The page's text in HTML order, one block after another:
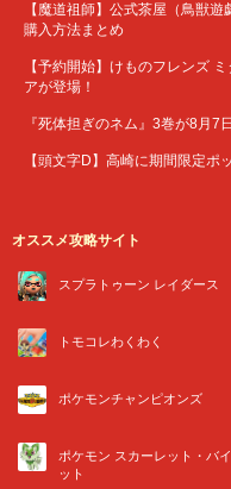
【魔道祖師】公式茶屋（鳥獣
購入方法まとめ
【予約開始】けものフレンズ
アが登場！
『死体担ぎのネム』3巻が8月7
【頭文字D】高崎に期間限定ポ
オススメ攻略サイト
スプラトゥーン レイダース
トモコレわくわく
ポケモンチャンピオンズ
ポケモン スカーレット・バ
ット